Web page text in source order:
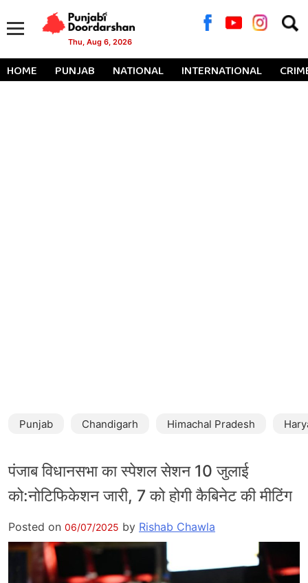
Thu, Aug 6, 2026
for:
HOME PUNJAB NATIONAL INTERNATIONAL
Punjab Chandigarh Himachal Pradesh
पंजाब विधानसभा का स्पेशल सेशन 10 जुलाई
को:नोटिफिकेशन जारी, 7 को होगी कैबिनेट की मीटिंग
Posted on 06/07/2025 by Rishab Chawla